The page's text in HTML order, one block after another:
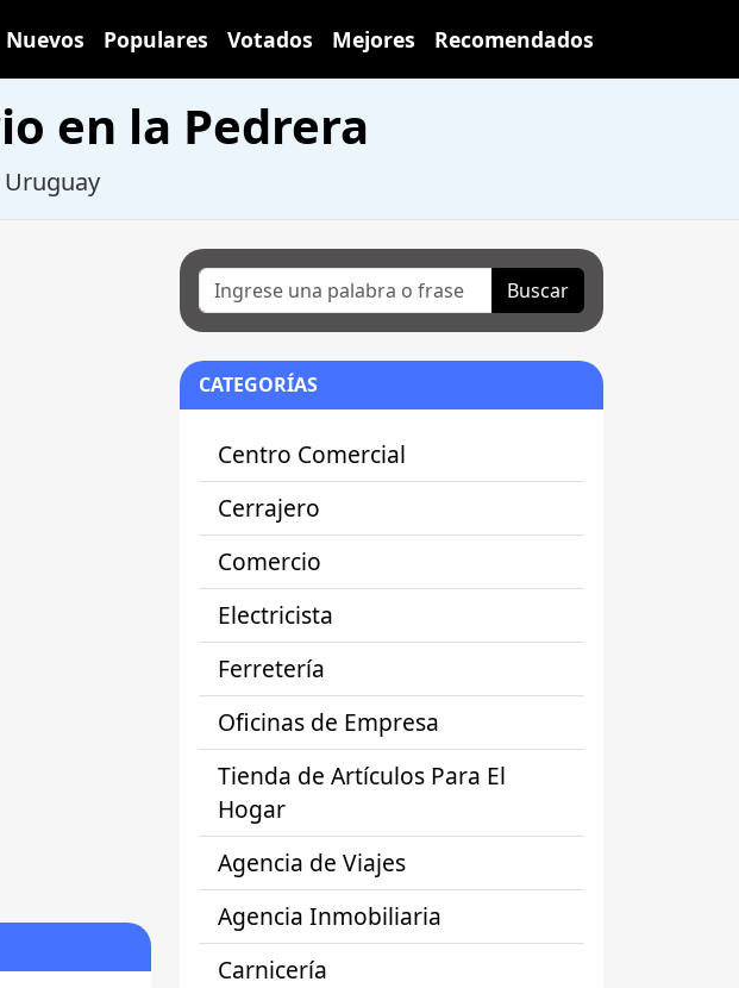
Nuevos Populares Votados Mejores Recomendados
en la Pedrera
Uruguay
Buscar
CATEGORÍAS
Centro Comercial
Cerrajero
Comercio
Electricista
Ferretería
Oficinas de Empresa
Tienda de Artículos Para El
Hogar
Agencia de Viajes
Agencia Inmobiliaria
Carnicería